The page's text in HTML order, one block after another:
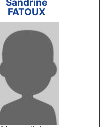
FATOUX